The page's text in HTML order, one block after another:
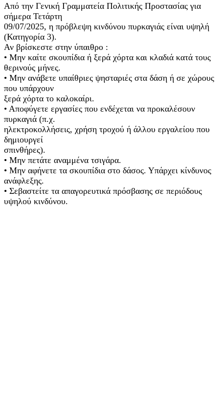
Από την Γενική Γραμματεία Πολιτικής Προστασίας για
σήμερα Τετάρτη
09/07/2025, η πρόβλεψη κινδύνου πυρκαγιάς είναι υψηλή
(Κατηγορία 3).
Αν βρίσκεστε στην ύπαιθρο :
• Μην καίτε σκουπίδια ή ξερά χόρτα και κλαδιά κατά τους
θερινούς μήνες.
• Μην ανάβετε υπαίθριες ψησταριές στα δάση ή σε χώρους
που υπάρχουν
ξερά χόρτα το καλοκαίρι.
• Αποφύγετε εργασίες που ενδέχεται να προκαλέσουν
πυρκαγιά (π.χ.
ηλεκτροκολλήσεις, χρήση τροχού ή άλλου εργαλείου που
δημιουργεί
σπινθήρες).
• Μην πετάτε αναμμένα τσιγάρα.
• Μην αφήνετε τα σκουπίδια στο δάσος. Υπάρχει κίνδυνος
ανάφλεξης.
• Σεβαστείτε τα απαγορευτικά πρόσβασης σε περιόδους
υψηλού κινδύνου.